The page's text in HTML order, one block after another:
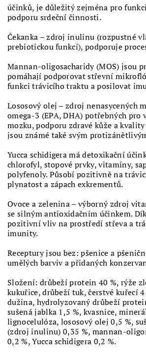
účinků, je důležitý zejména pro
podporu srdeční činnosti.
Čekanka – zdroj inulinu (rozpustné
prebiotickou funkcí), podporuje
Mannan-oligosacharidy (MOS) jsou
pomáhají podporovat střevní
funkci trávicího traktu a posilovat
Lososový olej – zdroj nenasycených
omega-3 (EPA, DHA) potřebných pro
mozku, podporu zdravé kůže a
jsou známé také svým
Yucca schidigera má detoxikační
chlorofyl, stopové prvky, vitamíny,
polyfenoly. Působí pozitivně na
plynatost a zápach exkrementů.
Ovoce a zelenina – výborný zdroj
se silným antioxidačním účinkem.
pozitivní vliv na prostředí střeva a
imunity.
Receptury jsou bez: pšenice a
umělých barviv a přidaných
Složení: drůbeží protein 40 %, rýže
kukuřice, drůbeží tuk, čerstvé kuřecí 4
dužina, hydrolyzovaný drůbeží
sušená jablka 1,5 %, kvasnice,
lignocelulóza, lososový olej 0,5 %,
(zdroj inulinu) 0,35 %, mannan-
0,2 %, Yucca schidigera 0,2 %.